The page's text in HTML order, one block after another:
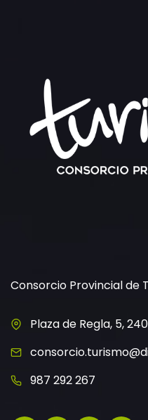
Consorcio Provincial de
Plaza de Regla, 5,
987 292 267